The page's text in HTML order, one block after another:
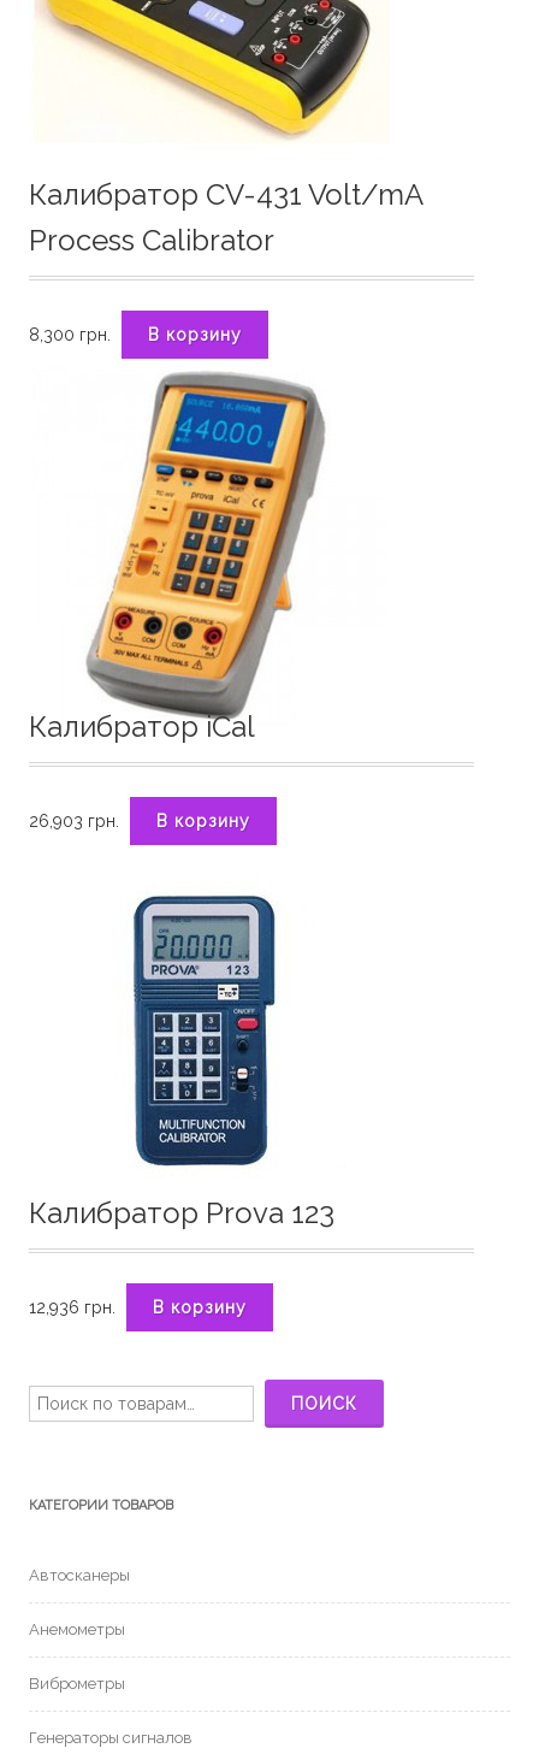
Калибратор CV-431 Volt/mA
Process Calibrator
8,300 грн. В корзину
Калибратор iCal
26,903 грн. В корзину
Калибратор Prova 123
12,936 грн. В корзину
ПОИСК
КАТЕГОРИИ ТОВАРОВ
Автосканеры
Анемометры
Виброметры
Генераторы сигналов